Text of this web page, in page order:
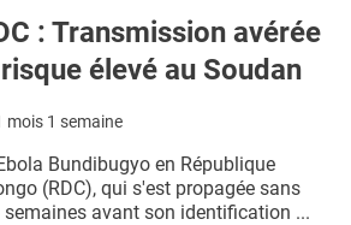
: Transmission avérée
élevé au Soudan
mois 1 semaine
Bundibugyo en République
(RDC), qui s'est propagée sans
avant son identification ...